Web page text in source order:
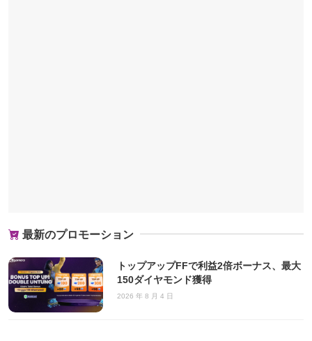
最新のプロモーション
トップアップFFで利益2倍ボーナス、最大
150ダイヤモンド獲得
2026 年 8 月 4 日